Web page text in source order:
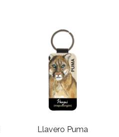
Llavero Puma